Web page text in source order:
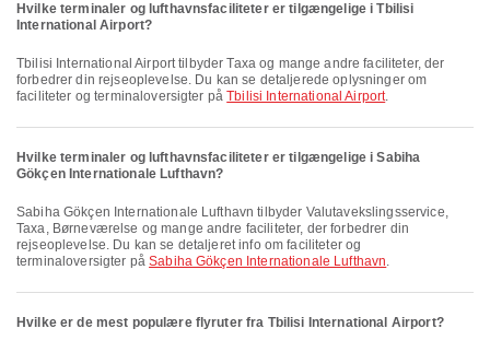
Hvilke terminaler og lufthavnsfaciliteter er tilgængelige i Tbilisi
International Airport?
Tbilisi International Airport tilbyder Taxa og mange andre faciliteter, der
forbedrer din rejseoplevelse. Du kan se detaljerede oplysninger om
faciliteter og terminaloversigter påTbilisi International Airport.
Hvilke terminaler og lufthavnsfaciliteter er tilgængelige i Sabiha
Gökçen Internationale Lufthavn?
Sabiha Gökçen Internationale Lufthavn tilbyder Valutavekslingsservice,
Taxa, Børneværelse og mange andre faciliteter, der forbedrer din
rejseoplevelse. Du kan se detaljeret info om faciliteter og
terminaloversigter påSabiha Gökçen Internationale Lufthavn.
Hvilke er de mest populære flyruter fra Tbilisi International Airport?